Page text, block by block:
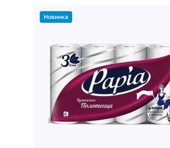
Новинка